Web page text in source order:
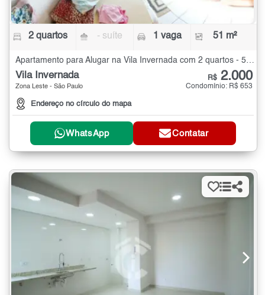
2 quartos - suíte 1 vaga 51 m²
Apartamento para Alugar na Vila Invernada com 2 quartos - 51 m²
Vila Invernada
Zona Leste - São Paulo
Endereço no círculo do mapa
R$ 2.000
Condomínio: R$ 653
WhatsApp Contatar